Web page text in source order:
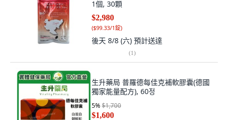
1個, 30顆
$2,980
($99.33/1錠)
後天 8/8 (六) 預計送達
(1)
生升藥局 普羅德每佳克補軟膠囊(德國
獨家能量配方), 60정
5%$1,700
$1,600